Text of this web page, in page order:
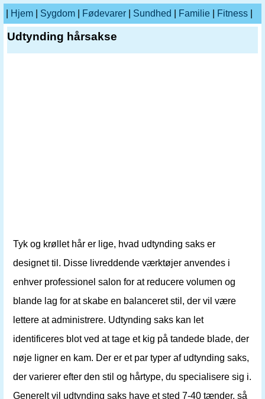
Hjem Sygdom Fødevarer Sundhed Familie Fitness
Udtynding hårsakse
Tyk og krøllet hår er lige, hvad udtynding saks er
designet til. Disse livreddende værktøjer anvendes i
enhver professionel salon for at reducere volumen og
blande lag for at skabe en balanceret stil, der vil være
lettere at administrere. Udtynding saks kan let
identificeres blot ved at tage et kig på tandede blade, der
nøje ligner en kam. Der er et par typer af udtynding saks,
der varierer efter den stil og hårtype, du specialisere sig i.
Generelt vil udtynding saks have et sted 7-40 tænder, så